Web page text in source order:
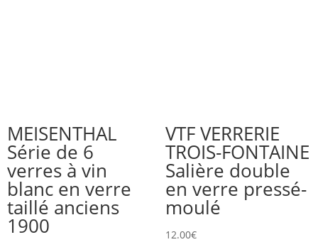
MEISENTHAL
Série de 6
verres à vin
blanc en verre
taillé anciens
1900
VTF VERRERIE
TROIS-FONTAINE
Salière double
en verre pressé-
moulé
12.00€